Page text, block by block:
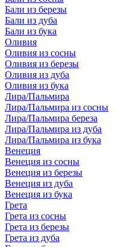
Бали из березы
Бали из дуба
Бали из бука
Оливия
Оливия из сосны
Оливия из березы
Оливия из дуба
Оливия из бука
Лира/Пальмира
Лира/Пальмира из сосны
Лира/Пальмира береза
Лира/Пальмира из дуба
Лира/Пальмира из бука
Венеция
Венеция из сосны
Венеция из березы
Венеция из дуба
Венеция из бука
Грета
Грета из сосны
Грета из березы
Грета из дуба